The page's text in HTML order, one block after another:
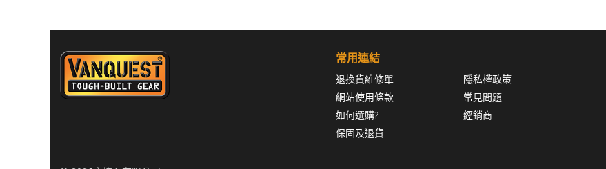
常用連結
退換貨維修單
隱私權政策
網站使用條款
常見問題
如何選購?
經銷商
保固及退貨